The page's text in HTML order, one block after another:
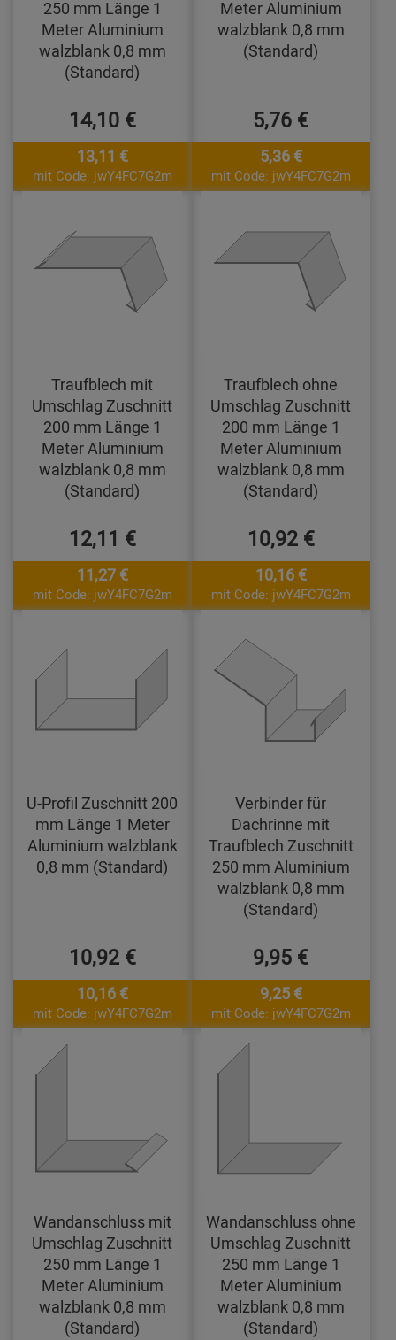
250 mm Länge 1
Meter Aluminium
walzblank 0,8 mm
(Standard)
14,10 €
13,11 €
mit Code: jwY4FC7G2m
Meter Aluminium
walzblank 0,8 mm
(Standard)
5,76 €
5,36 €
mit Code: jwY4FC7G2m
Traufblech mit
Umschlag Zuschnitt
200 mm Länge 1
Meter Aluminium
walzblank 0,8 mm
(Standard)
12,11 €
11,27 €
mit Code: jwY4FC7G2m
Traufblech ohne
Umschlag Zuschnitt
200 mm Länge 1
Meter Aluminium
walzblank 0,8 mm
(Standard)
10,92 €
10,16 €
mit Code: jwY4FC7G2m
U-Profil Zuschnitt 200
mm Länge 1 Meter
Aluminium walzblank
0,8 mm (Standard)
10,92 €
10,16 €
mit Code: jwY4FC7G2m
Verbinder für
Dachrinne mit
Traufblech Zuschnitt
250 mm Aluminium
walzblank 0,8 mm
(Standard)
9,95 €
9,25 €
mit Code: jwY4FC7G2m
Wandanschluss mit
Umschlag Zuschnitt
250 mm Länge 1
Meter Aluminium
walzblank 0,8 mm
(Standard)
Wandanschluss ohne
Umschlag Zuschnitt
250 mm Länge 1
Meter Aluminium
walzblank 0,8 mm
(Standard)